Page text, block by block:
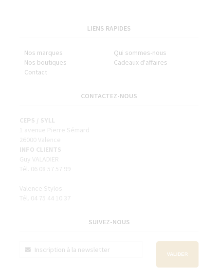
LIENS RAPIDES
Nos marques
Qui sommes-nous
Nos boutiques
Cadeaux d'affaires
Contact
CONTACTEZ-NOUS
CEPS / SYLL
1 avenue Pierre Sémard
26000 Valence
INFO CLIENTS
Guy VALADIER
Tél. 06 08 57 57 99
Valence Stylos
Tél. 04 75 44 10 37
SUIVEZ-NOUS
VALIDER